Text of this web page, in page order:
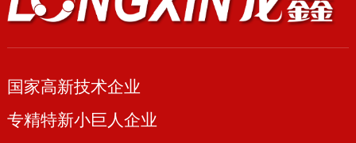
国家高新技术企业
专精特新小巨人企业